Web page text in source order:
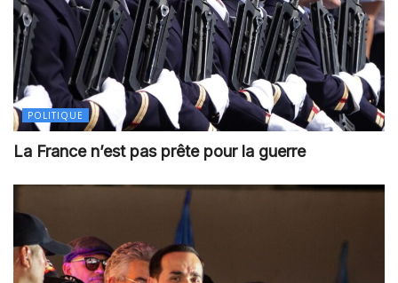
POLITIQUE
La France n’est pas prête pour la guerre